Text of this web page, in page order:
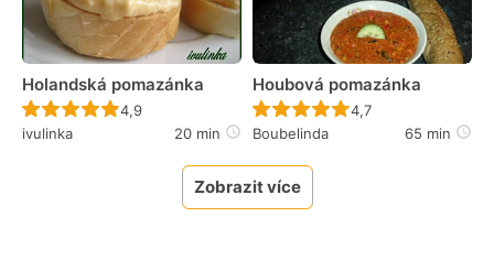
Holandská pomazánka
Recept ještě nebyl hodnocen
4,9
ivulinka
20 min
Houbová pomazánka
Recept ještě nebyl
4,7
Boubelinda
65 min
Zobrazit více